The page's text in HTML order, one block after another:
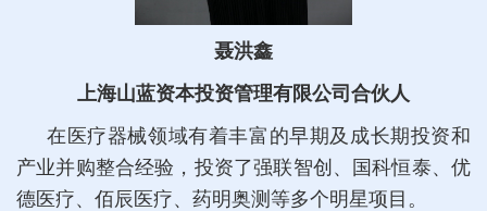
聂洪鑫
上海山蓝资本投资管理有限公司合伙人
在医疗器械领域有着丰富的早期及成长期投资和
产业并购整合经验，投资了强联智创、国科恒泰、优
德医疗、佰辰医疗、药明奥测等多个明星项目。